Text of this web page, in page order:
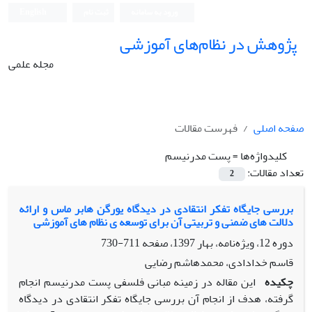
پژوهش در نظام‌های آموزشی
مجله علمی
صفحه اصلی
فهرست مقالات
کلیدواژه‌ها =پست مدرنیسم
تعداد مقالات:
2
بررسی جایگاه تفکر انتقادی در دیدگاه یورگن هابر ماس و ارائه
دلالت های ضمنی و تربیتی آن برای توسعه ی نظام های آموزشی
دوره 12، ویژه‌نامه، بهار 1397، صفحه
711-730
قاسم خدادادی، محمدهاشم رضایی
چکیده این مقاله در زمینه مبانی فلسفی پست مدرنیسم انجام
گرفته، هدف از انجام آن بررسی جایگاه تفکر انتقادی در دیدگاه